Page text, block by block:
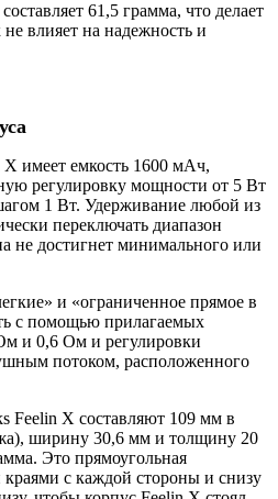
61,5 грамма, что делает
влияет на надежность и
имеет емкость 1600 мАч,
регулировку мощности от 5 Вт
1 Вт. Удерживание любой из
переключать диапазон
не достигнет минимального или
и «ограниченное прямое в
с помощью прилагаемых
и 0,6 Ом и регулировки
потоком, расположенного
Feelin X составляют 109 мм в
ширину 30,6 мм и толщину 20
Это прямоугольная
с каждой стороны и снизу